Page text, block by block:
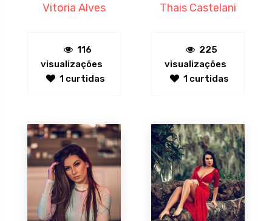
Vitoria Alves
116
visualizações
1 curtidas
Thais Castelani
225
visualizações
1 curtidas